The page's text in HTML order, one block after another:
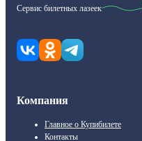
Сервис билетных лазеек
Компания
Главное о Купибилете
Контакты